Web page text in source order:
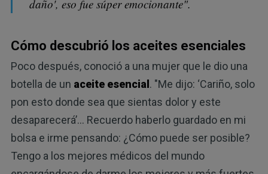
daño', eso fue súper emocionante".
Cómo descubrió los aceites esenciales
Poco después, conoció a una mujer que le dio una
botella de un aceite esencial . "Me dijo: ‘Cariño, solo
pon esto donde sea que sientas dolor y este
desaparecerá’... Recuerdo haberlo guardado en mi
bolsa e irme pensando: ¿Cómo puede ser posible?
Tengo a los mejores médicos del mundo